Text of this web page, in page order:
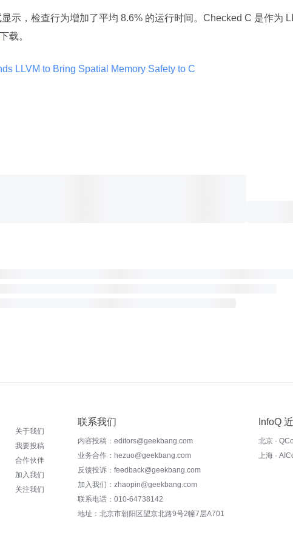
示，检查行为增加了平均 8.6% 的运行时间。Checked C 是作为
下载。
LLVM to Bring Spatial Memory Safety to C
关于我们
我要投稿
合作伙伴
加入我们
关注我们
联系我们
内容投稿：editors@geekbang.com
业务合作：hezuo@geekbang.com
反馈投诉：feedback@geekbang.com
加入我们：zhaopin@geekbang.com
联系电话：010-64738142
地址：北京市朝阳区望京北路9号2幢7层A701
InfoQ
北京 ·
上海 ·